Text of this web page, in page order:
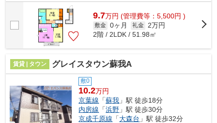
満載のアン リッシュ。エバンス 蘇我...
9.7万円 (管理費等：5,500円 )
敷金 0ヶ月 礼金 2万円
2階 / 2LDK / 51.98㎡
賃貸 | タウン グレイスタウン蘇我A
敷0
10.2万円
京葉線 「蘇我 」駅 徒歩18分
内房線 「浜野 」駅 徒歩30分
京成千原線 「大森台 」駅 徒歩32分